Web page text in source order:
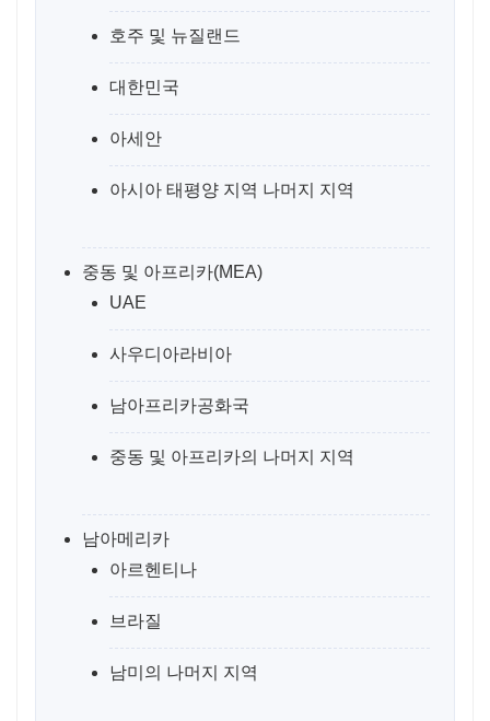
호주 및 뉴질랜드
대한민국
아세안
아시아 태평양 지역 나머지 지역
중동 및 아프리카(MEA)
UAE
사우디아라비아
남아프리카공화국
중동 및 아프리카의 나머지 지역
남아메리카
아르헨티나
브라질
남미의 나머지 지역